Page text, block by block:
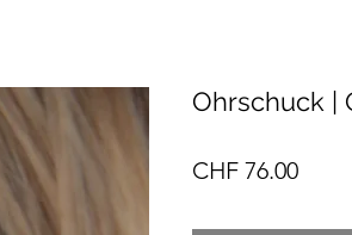
Ohrschuck |
CHF 76.00Preis